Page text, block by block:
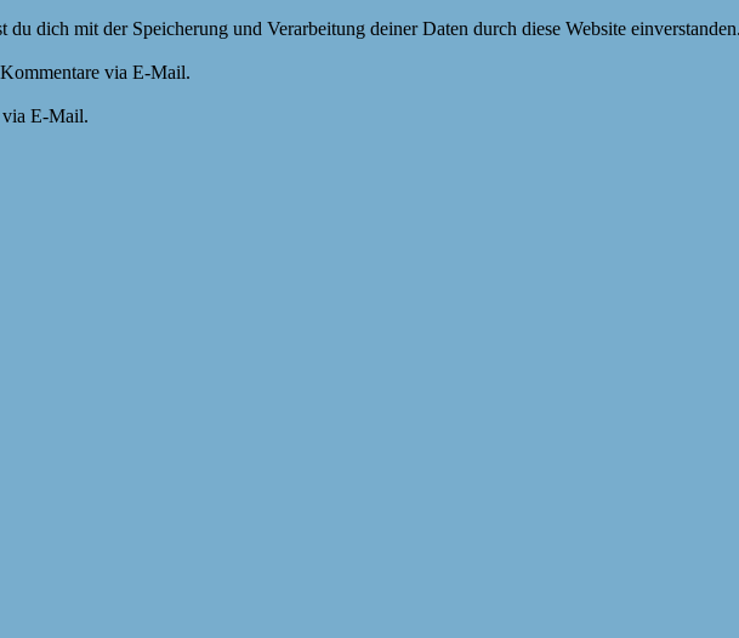
dich mit der Speicherung und Verarbeitung deiner Daten durch diese Website
via E-Mail.
via E-Mail.